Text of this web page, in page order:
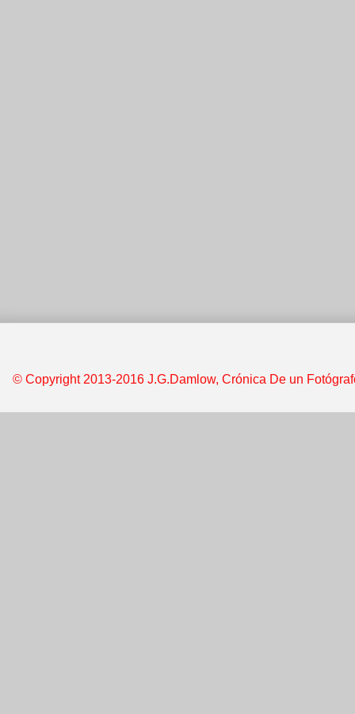
© Copyright 2013-2016 J.G.Damlow, Crónica De un